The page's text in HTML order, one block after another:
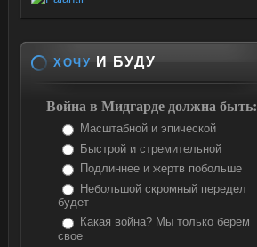
ХОЧУ И БУДУ
Война в Мидгарде должна быть:
Масштабной и эпической
Быстрой и стремительной
Подлиннее и жертв побольше
Небольшой скромный передел
будет
Какая война? Мы только берем
свое